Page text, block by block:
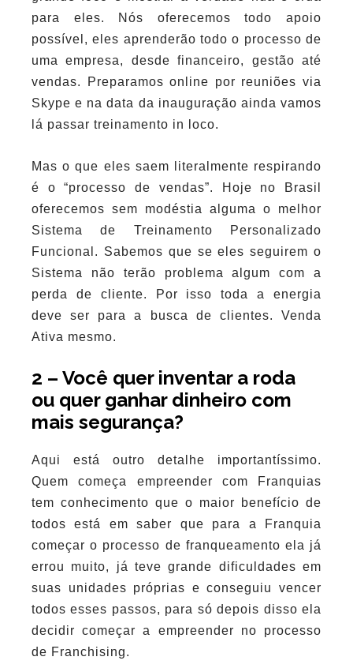
para eles. Nós oferecemos todo apoio
possível, eles aprenderão todo o processo de
uma empresa, desde financeiro, gestão até
vendas. Preparamos online por reuniões via
Skype e na data da inauguração ainda vamos
lá passar treinamento in loco.
Mas o que eles saem literalmente respirando
é o “processo de vendas”. Hoje no Brasil
oferecemos sem modéstia alguma o melhor
Sistema de Treinamento Personalizado
Funcional. Sabemos que se eles seguirem o
Sistema não terão problema algum com a
perda de cliente. Por isso toda a energia
deve ser para a busca de clientes. Venda
Ativa mesmo.
2 – Você quer inventar a roda
ou quer ganhar dinheiro com
mais segurança?
Aqui está outro detalhe importantíssimo.
Quem começa empreender com Franquias
tem conhecimento que o maior benefício de
todos está em saber que para a Franquia
começar o processo de franqueamento ela já
errou muito, já teve grande dificuldades em
suas unidades próprias e conseguiu vencer
todos esses passos, para só depois disso ela
decidir começar a empreender no processo
de Franchising.